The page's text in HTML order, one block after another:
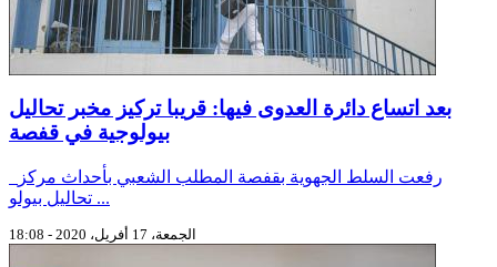
بعد اتساع دائرة العدوى فيها: قريبا تركيز مخبر تحاليل
بيولوجية في قفصة
تحاليل بيولو ...
الجمعة، 17 أفريل، 2020 - 18:08